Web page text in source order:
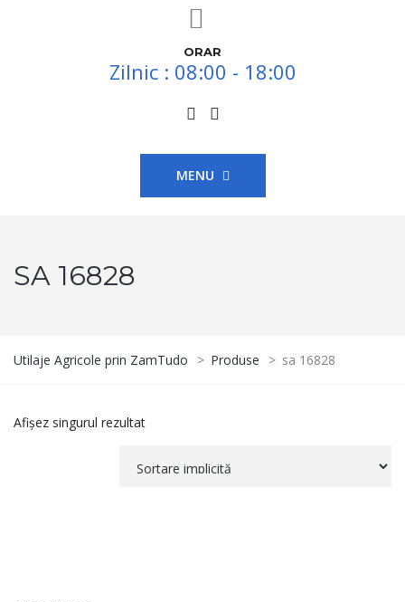
ORAR
Zilnic : 08:00 - 18:00
MENU
SA 16828
Utilaje Agricole prin ZamTudo > Produse > sa 16828
Afișez singurul rezultat